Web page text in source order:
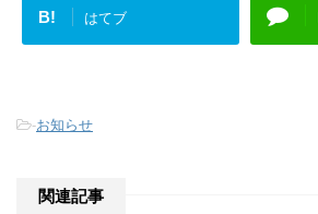
B! はてブ
-お知らせ
関連記事